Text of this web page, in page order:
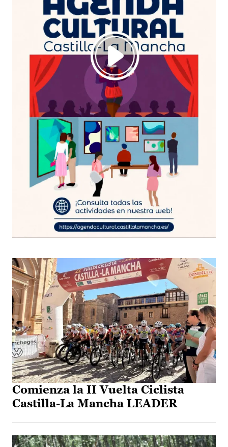
Comienza la II Vuelta Ciclista
Castilla-La Mancha LEADER